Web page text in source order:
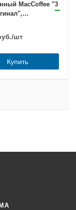
MacCoffee "3
50 пакетиков
/шт
Купить